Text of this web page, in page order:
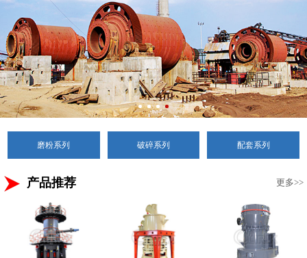
磨粉系列 破碎系列 配套系列
产品推荐 更多>>